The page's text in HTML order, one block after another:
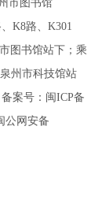
市图书馆
K8路、K301
图书馆站下；乘
州市科技馆站
备案号： 闽ICP备
公网安备